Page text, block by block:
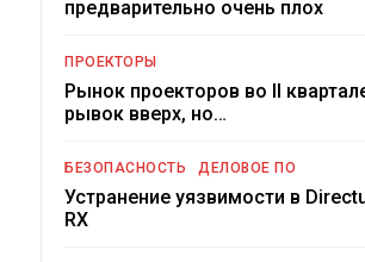
предварительно очень плох
ПРОЕКТОРЫ
Рынок проекторов во II
рывок вверх, но…
БЕЗОПАСНОСТЬ ДЕЛОВОЕ ПО
Устранение уязвимости в
RX
Краткий